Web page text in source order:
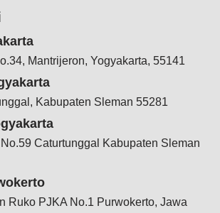
Mantrijeron, Yogyakarta, 55141
Kabupaten Sleman 55281
Caturtunggal Kabupaten Sleman
Ruko PJKA No.1 Purwokerto, Jawa